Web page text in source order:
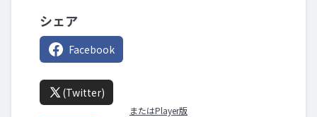
シェア
Facebook
(Twitter)
またはPlayer版